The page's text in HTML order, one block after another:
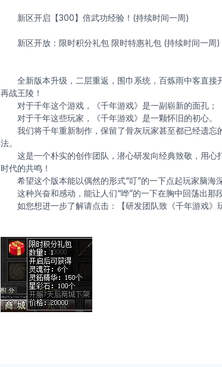
新区开启【300】倍武功经验！(持续时间一周)
新区开放：限时积分礼包 限时特惠礼包 (持续时间一周)
全新版本升级，二层重返，围巾系统，百炼雨中客直接
再战王陵！
对于千年这个游戏，《千年游戏》是一副崭新的面孔；
对于千年这些玩家，《千年游戏》是一颗怀旧的初心。
我们将千年重新制作，保留了骨灰玩家甚至都已经遗忘
法。
这是一个朴实的创作团队，潜心研发向经典致敬，用心
时代的共鸣！
希望这个版本能以偶然的形式“叮”的一下点起玩家脑海深
这种兴奋和感动，能让人们“哗”的一下在胸中回荡出那段
如您想进一步了解请点击：【研发团队致《千年游戏》玩